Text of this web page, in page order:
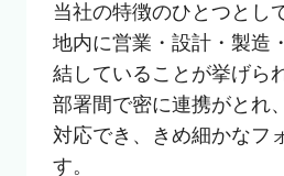
当社の特徴のひとつとし
地内に営業・設計・製造
結していることが挙げら
部署間で密に連携がとれ
対応でき、きめ細かなフ
す。